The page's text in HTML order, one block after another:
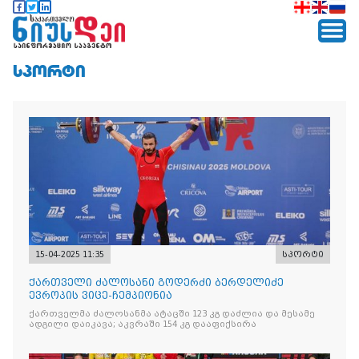
ᲡᲞᲝᲠᲢᲘ
15-04-2025 11:35 სპორტი
ქართველი ძალოსანი გოდერძი ბერდელიძე
ევროპის ვიცე-ჩემპიონია
ქართველმა ძალოსანმა ატაცში 123 კგ დაძლია და მესამე
ადგილი დაიკავა; აკვრაში 154 კგ დააფიქსირა